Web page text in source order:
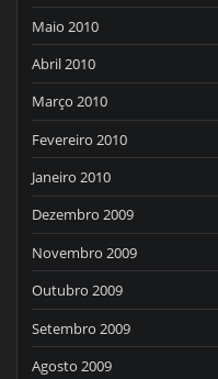
Maio 2010
Abril 2010
Março 2010
Fevereiro 2010
Janeiro 2010
Dezembro 2009
Novembro 2009
Outubro 2009
Setembro 2009
Agosto 2009